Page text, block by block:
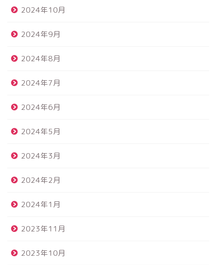
2024年10月
2024年9月
2024年8月
2024年7月
2024年6月
2024年5月
2024年3月
2024年2月
2024年1月
2023年11月
2023年10月